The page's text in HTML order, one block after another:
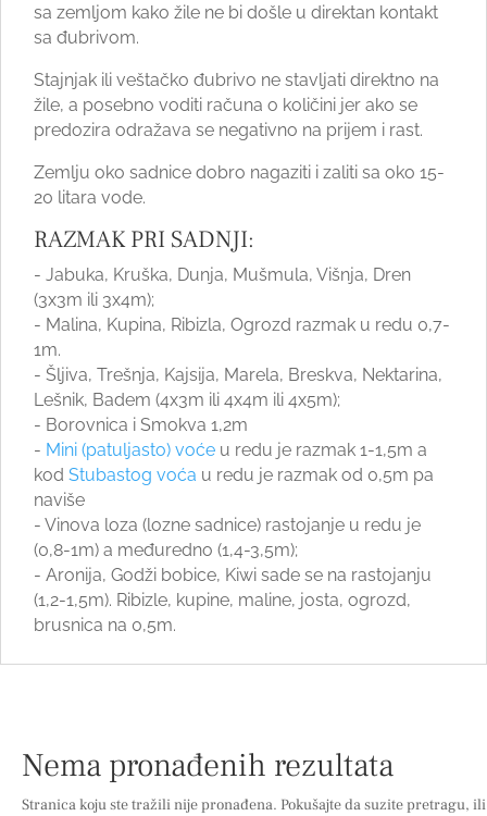
sa zemljom kako žile ne bi došle u direktan kontakt
sa đubrivom.
Stajnjak ili veštačko đubrivo ne stavljati direktno na
žile, a posebno voditi računa o količini jer ako se
predozira odražava se negativno na prijem i rast.
Zemlju oko sadnice dobro nagaziti i zaliti sa oko 15-
20 litara vode.
RAZMAK PRI SADNJI:
- Jabuka, Kruška, Dunja, Mušmula, Višnja, Dren
(3x3m ili 3x4m);
- Malina, Kupina, Ribizla, Ogrozd razmak u redu 0,7-
1m.
- Šljiva, Trešnja, Kajsija, Marela, Breskva, Nektarina,
Lešnik, Badem (4x3m ili 4x4m ili 4x5m);
- Borovnica i Smokva 1,2m
- Mini (patuljasto) voće u redu je razmak 1-1,5m a
kod Stubastog voća u redu je razmak od 0,5m pa
naviše
- Vinova loza (lozne sadnice) rastojanje u redu je
(0,8-1m) a međuredno (1,4-3,5m);
- Aronija, Godži bobice, Kiwi sade se na rastojanju
(1,2-1,5m). Ribizle, kupine, maline, josta, ogrozd,
brusnica na 0,5m.
Nema pronađenih rezultata
Stranica koju ste tražili nije pronađena. Pokušajte da suzite pretragu, ili